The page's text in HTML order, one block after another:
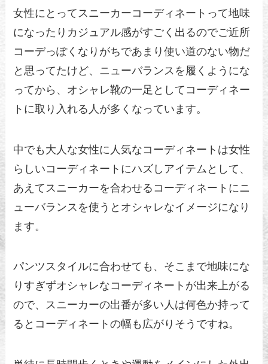
女性にとってスニーカーコーディネートって地味
になったりカジュアル感がすごく出るのでご近所
コーデっぽくなりがちであまり使い道のない物だ
と思ってたけど、ニューバランスを履くようにな
ってから、オシャレ靴の一足としてコーディネー
トに取り入れる人が多くなっています。
中でも大人な女性に人気なコーディネートは女性
らしいコーディネートにハズしアイテムとして、
あえてスニーカーを合わせるコーディネートにニ
ューバランスを使うとオシャレなイメージになり
ます。
パンツスタイルに合わせても、そこまで地味にな
りすぎずオシャレなコーディネートが出来上がる
ので、スニーカーの出番が多い人は何色か持って
るとコーディネートの幅も広がりそうですね。